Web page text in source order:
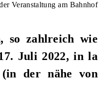
Veranstaltung am Bahnhof
so zahlreich wie
Juli 2022,inla
in der nähe von